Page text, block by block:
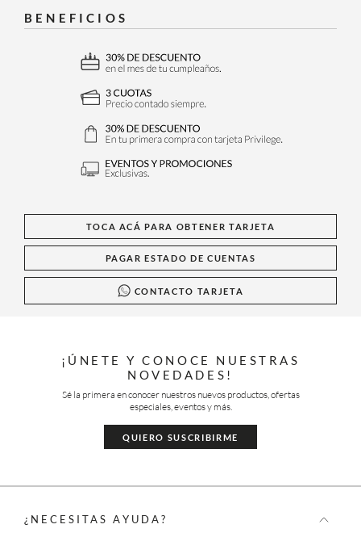
BENEFICIOS
TOCA ACÁ PARA OBTENER TARJETA
PAGAR ESTADO DE CUENTAS
CONTACTO TARJETA
¡ÚNETE Y CONOCE NUESTRAS
NOVEDADES!
Sé la primera en conocer nuestros nuevos productos, ofertas
especiales, eventos y más.
QUIERO SUSCRIBIRME
¿NECESITAS AYUDA?